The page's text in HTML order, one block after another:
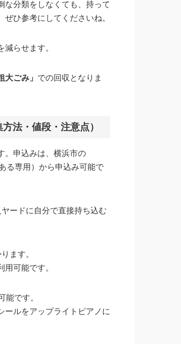
な分類をしなくても、持って
ぜひ参考にしてくださいね。
らせます。
大ごみ」 での回収となりま
法・値段・注意点）
。申込みは、横浜市の
る専用）から申込み可能で
ードに自分で直接持ち込む
ます。
可能です。
能です。
ールをアップライトピアノに